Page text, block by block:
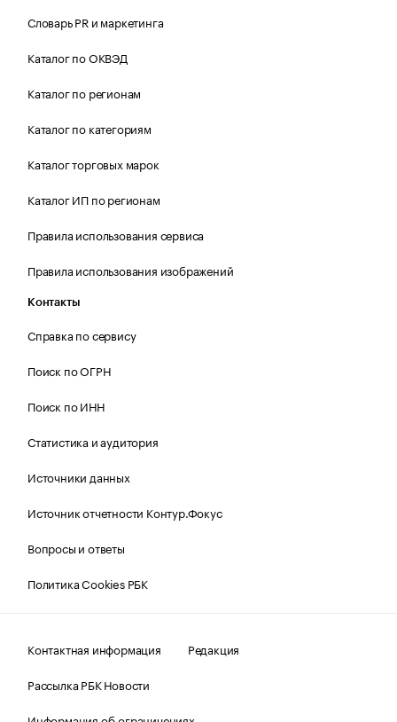
Словарь PR и маркетинга
Каталог по ОКВЭД
Каталог по регионам
Каталог по категориям
Каталог торговых марок
Каталог ИП по регионам
Правила использования сервиса
Правила использования изображений
Контакты
Справка по сервису
Поиск по ОГРН
Поиск по ИНН
Статистика и аудитория
Источники данных
Источник отчетности Контур.Фокус
Вопросы и ответы
Политика Cookies РБК
Контактная информация
Редакция
Рассылка РБК Новости